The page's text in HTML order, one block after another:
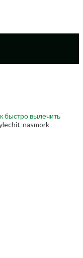
быстро вылечить
nasmork